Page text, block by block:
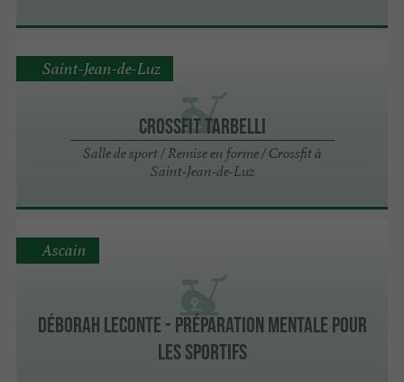
Crossfit Tarbelli
Salle de sport / Remise en forme / Crossfit à
Saint-Jean-de-Luz
Saint-Jean-de-Luz
Déborah Leconte - Préparation mentale pour
les sportifs
Ascain